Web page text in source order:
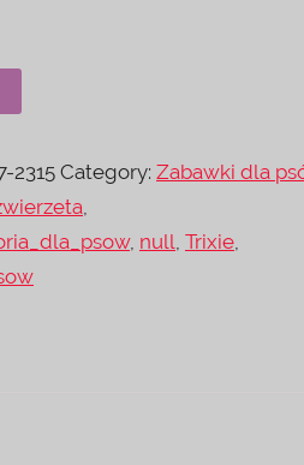
2315 Category:Zabawki dla
,
, null,Trixie,